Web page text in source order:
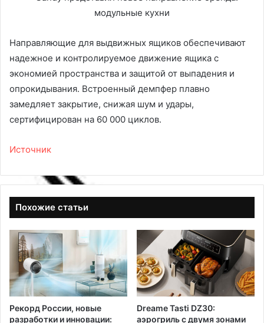
Направляющие для выдвижных ящиков обеспечивают
надежное и контролируемое движение ящика с
экономией пространства и защитой от выпадения и
опрокидывания. Встроенный демпфер плавно
замедляет закрытие, снижая шум и удары,
сертифицирован на 60 000 циклов.
Источник
Похожие статьи
Рекорд России, новые
разработки и инновации:
Dreame Tasti DZ30:
аэрогриль с двумя зонами